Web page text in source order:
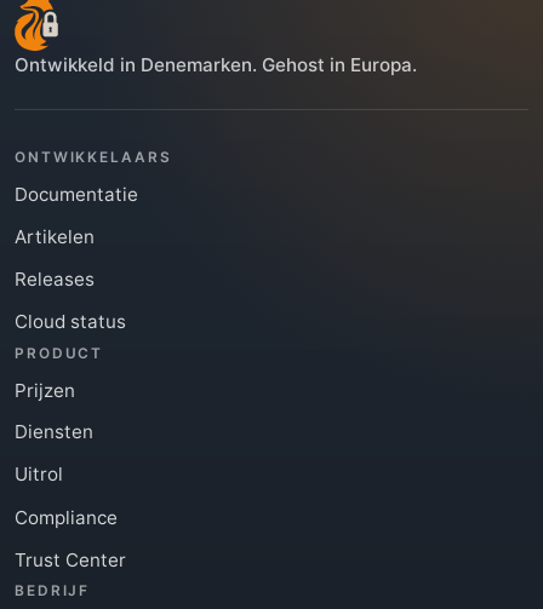
Ontwikkeld in Denemarken. Gehost in Europa.
ONTWIKKELAARS
Documentatie
Artikelen
Releases
Cloud status
PRODUCT
Prijzen
Diensten
Uitrol
Compliance
Trust Center
BEDRIJF